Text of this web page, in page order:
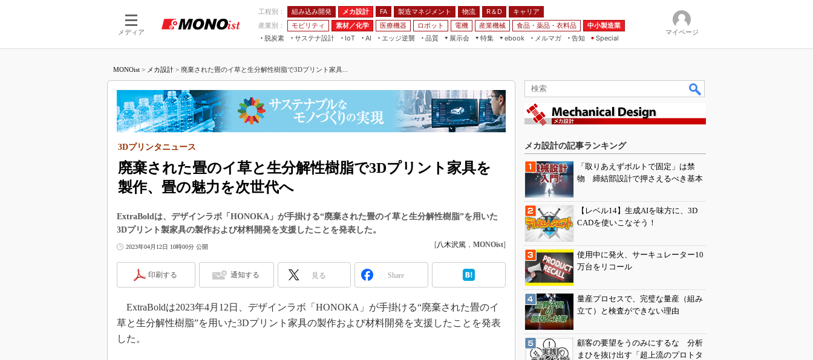
メディア
工程別： 組み込み開発 メカ設計 FA 製造マネジメント 物流 R＆D
キャリア
産業別：
モビリティ 素材／化学 医療機器 ロボット 電機 産業機械 食品・薬品・衣料品
中小製造業
脱炭素
サステナ設計
IoT
つながる工場
つながるサービス
AI
AI×設備保全
Physical AI
エッジ逆襲 品質
展示会
JIMTOF
組込み/エッジ コンピューティング
展＆IoT/5Gソリューション展
IIFES
国際ロボット展
TECHNO-FRONTIER
EdgeTech+
AUTOMOTIVE WORLD
産業オープンネット展
特集
5G
フィールドサービス
組み込み画像技術
車載ソフト開発
3Dプリンタ
S＆OP
インダストリー4.0
ebook
製造マネジメント
モビリティ
メルマガ
告知 Special
マイページ
MONOist > メカ設計 > 廃棄された畳のイ草と生分解性樹脂で3Dプリント家具...
廃棄された畳のイ草と生分解性樹脂で3Dプリント家具を
製作、畳の魅力を次世代へ
3Dプリンタニュース
ExtraBoldは、デザインラボ「HONOKA」が手掛ける“廃棄された畳のイ草と生分解性樹脂”を用いた
3Dプリント製家具の製作および材料開発を支援したことを発表した。
2023年04月12日 10時00分 公開 [八木沢篤 ， MONOist]
印刷する 通知する 見る Share
ExtraBoldは2023年4月12日、デザインラボ「HONOKA」が手掛ける“廃棄された畳のイ
草と生分解性樹脂”を用いた3Dプリント家具の製作および材料開発を支援したことを発表
した。
メカ設計の記事ランキング
「取りあえずボルトで固定」は禁
物 締結部設計で押さえるべき基本
【レベル14】生成AIを味方に、3D
CADを使いこなそう！
使用中に発火、サーキュレーター10
万台をリコール
量産プロセスで、完璧な量産（組み
立て）と検査ができない理由
顧客の要望をうのみにするな 分析
まひを抜け出す「超上流のプロトタ